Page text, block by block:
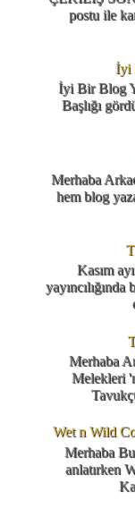
postu ile
İyi
İyi Bir Blog
Başlığı
Merhaba
hem blog
Kasım
Merhaba
Melekleri
Wet n Wild
Merhaba
anlatırken